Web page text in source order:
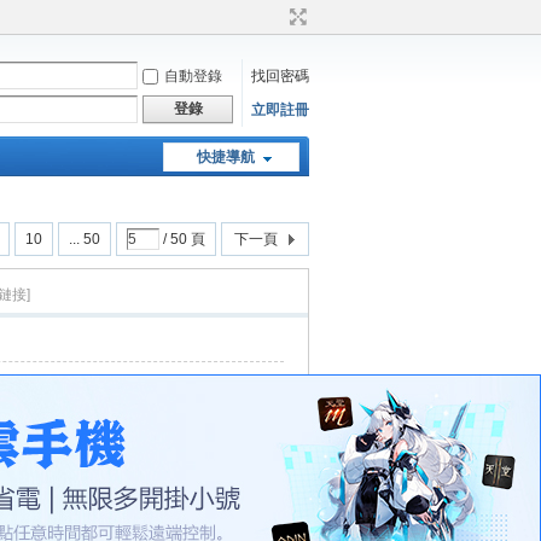
自動登錄
找回密碼
登錄
立即註冊
快捷導航
10 ... 50 / 50 頁 下一頁
接]